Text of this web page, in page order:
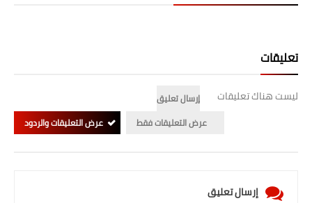
نتائج القبول المركزي
تعليقات
ليست هناك تعليقات
إرسال تعليق
عرض التعليقات فقط
عرض التعليقات والردود
إرسال تعليق